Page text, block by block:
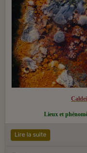
Lieux et
Lire la suite